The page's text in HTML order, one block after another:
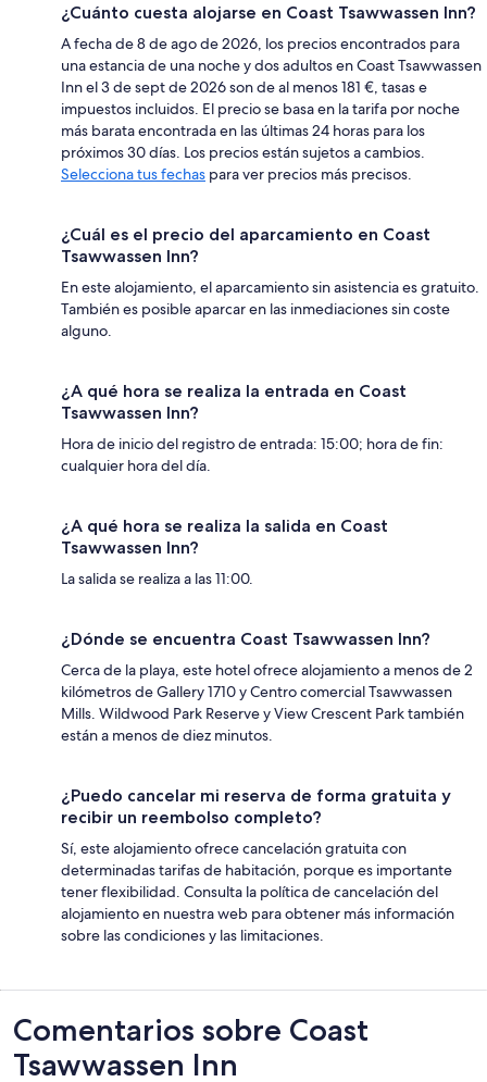
¿Cuánto cuesta alojarse en Coast Tsawwassen Inn?
A fecha de 8 de ago de 2026, los precios encontrados para
una estancia de una noche y dos adultos en Coast Tsawwassen
Inn el 3 de sept de 2026 son de al menos 181 €, tasas e
impuestos incluidos. El precio se basa en la tarifa por noche
más barata encontrada en las últimas 24 horas para los
próximos 30 días. Los precios están sujetos a cambios.
Selecciona tus fechas para ver precios más precisos.
¿Cuál es el precio del aparcamiento en Coast
Tsawwassen Inn?
En este alojamiento, el aparcamiento sin asistencia es gratuito.
También es posible aparcar en las inmediaciones sin coste
alguno.
¿A qué hora se realiza la entrada en Coast
Tsawwassen Inn?
Hora de inicio del registro de entrada: 15:00; hora de fin:
cualquier hora del día.
¿A qué hora se realiza la salida en Coast
Tsawwassen Inn?
La salida se realiza a las 11:00.
¿Dónde se encuentra Coast Tsawwassen Inn?
Cerca de la playa, este hotel ofrece alojamiento a menos de 2
kilómetros de Gallery 1710 y Centro comercial Tsawwassen
Mills. Wildwood Park Reserve y View Crescent Park también
están a menos de diez minutos.
¿Puedo cancelar mi reserva de forma gratuita y
recibir un reembolso completo?
Sí, este alojamiento ofrece cancelación gratuita con
determinadas tarifas de habitación, porque es importante
tener flexibilidad. Consulta la política de cancelación del
alojamiento en nuestra web para obtener más información
sobre las condiciones y las limitaciones.
Comentarios
Comentarios sobre Coast
Tsawwassen Inn